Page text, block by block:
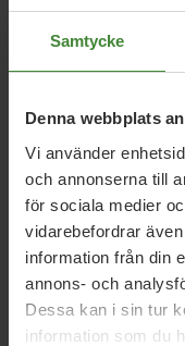
Samtycke
Denna webbplats
Vi använder
och annonserna till
för sociala medier
vidarebefordrar
information från din
annons- och
Dessa kan i sin tur
information som du
Daniel
18 maj 2026
MP